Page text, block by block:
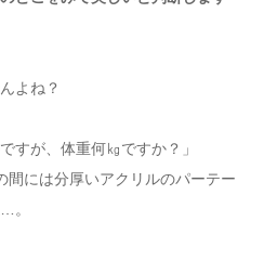
よね？
すが、体重何㎏ですか？」
間には分厚いアクリルのパーテー
。